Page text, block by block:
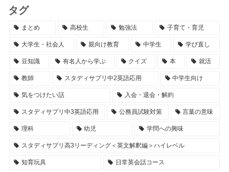
タグ
まとめ 高校生 勉強法 子育て・育児
大学生・社会人 親向け教育 中学生 学び直し
豆知識 有名人から学ぶ クイズ 本 就活
教師 スタディサプリ中2英語応用 中学生向け
気をつけたい話 入会・退会・解約
スタディサプリ中3英語応用 公務員試験対策 言葉の意味
理科 幼児 学問への興味
スタディサプリ高3リーディング＜英文解釈編＞ハイレベル
知育玩具 日常英会話コース